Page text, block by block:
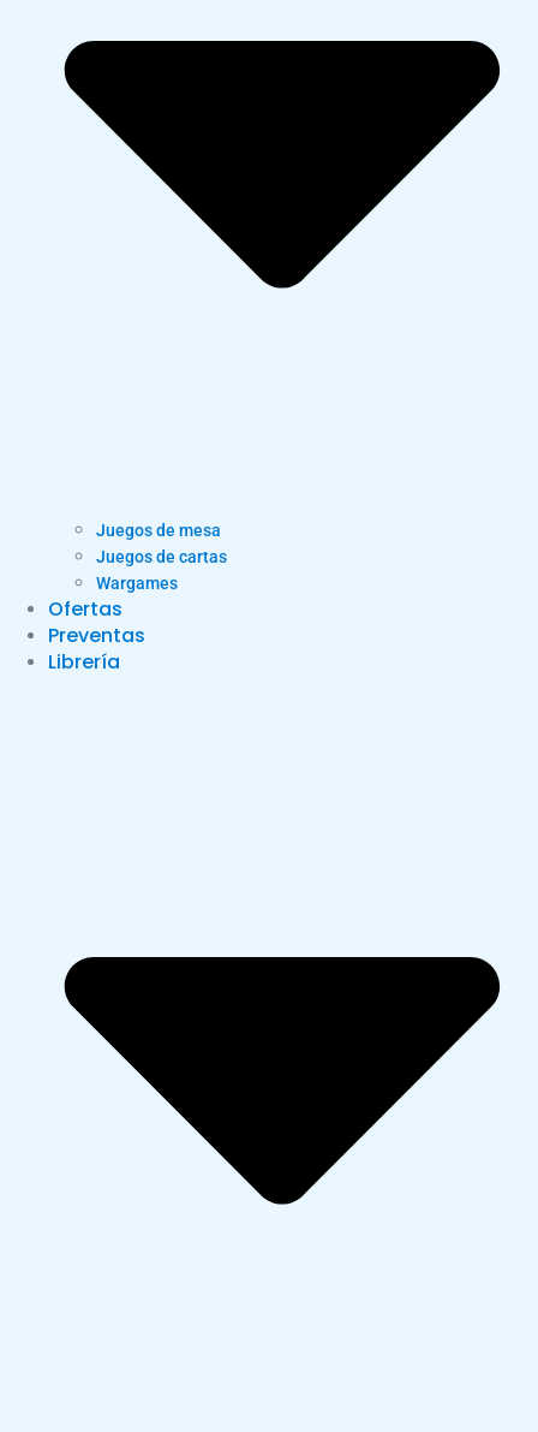
Juegos de mesa
Juegos de cartas
Wargames
Ofertas
Preventas
Librería